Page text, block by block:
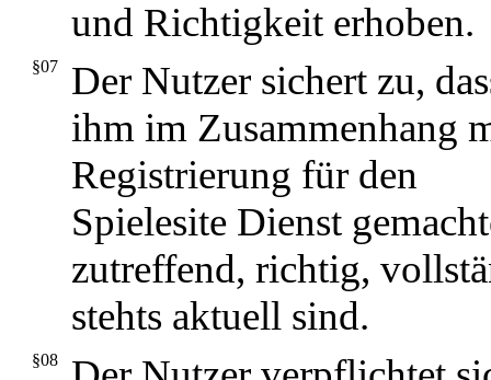
und Richtigkeit erhoben.
§07
Der Nutzer sichert zu,
ihm im Zusammenhang
Registrierung für den
Spielesite Dienst
zutreffend, richtig,
stehts aktuell sind.
§08